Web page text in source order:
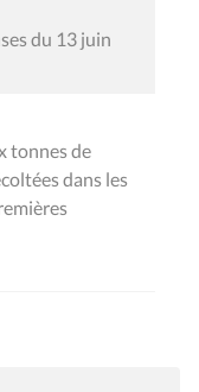
du 13 juin
tonnes de
dans les